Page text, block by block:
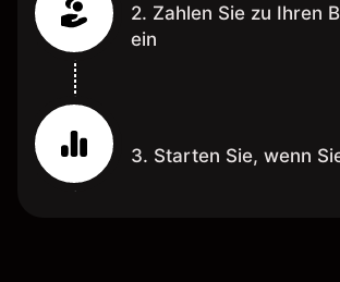
2. Zahlen Sie zu Ihren
ein
3. Starten Sie, wenn